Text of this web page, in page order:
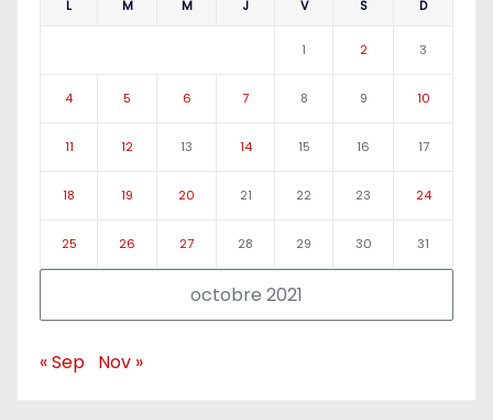
octobre 2021
L M M J V S D
1 2 3
4 5 6 7 8 9 10
11 12 13 14 15 16 17
18 19 20 21 22 23 24
25 26 27 28 29 30 31
« Sep Nov »